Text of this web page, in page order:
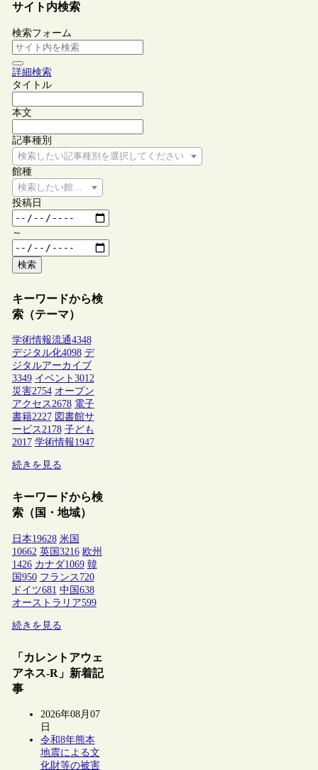
サイト内検索
検索フォーム
詳細検索
タイトル
本文
記事種別
検索したい記事種別を選択してください
館種
検索したい館種を選択してください
投稿日
～
検索
キーワードから検
索（テーマ）
学術情報流通4348
デジタル化4098 デ
ジタルアーカイブ
3349 イベント 3012
災害2754 オープン
アクセス2678 電子
書籍2227 図書館サ
ービス2178 子ども
2017 学術情報1947
続きを見る
キーワードから検
索（国・地域）
日本19628 米国
10662 英国3216 欧州
1426 カナダ1069 韓
国950 フランス 720
ドイツ681 中国638
オーストラリア599
続きを見る
「カレントアウェ
アネス-R」新着記
事
2026年08月07
日
令和8年熊本
地震による文
化財等の被害